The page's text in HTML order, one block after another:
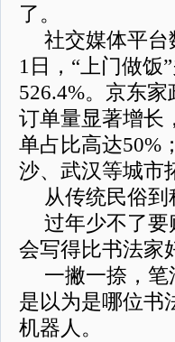
了。
社交媒体平台
1日，“上门做饭
526.4%。京东
订单量显著增长
单占比高达50%
沙、武汉等城市
从传统民俗
过年少不了
会写得比书法家
一撇一捺，
是以为是哪位书
机器人。